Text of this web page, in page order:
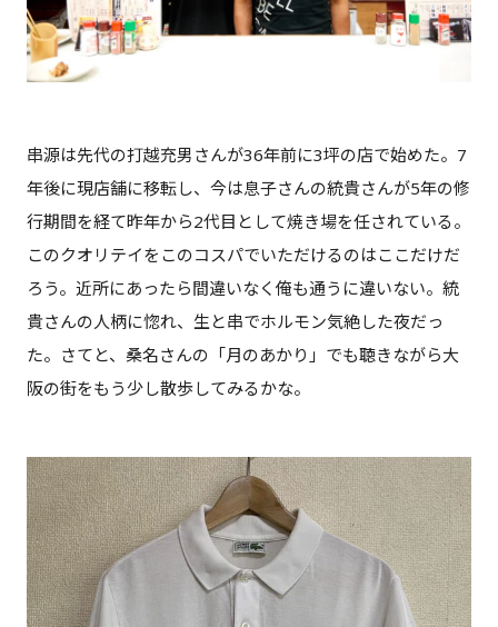
串源は先代の打越充男さんが36年前に3坪の店で始めた。7
年後に現店舗に移転し、今は息子さんの統貴さんが5年の修
行期間を経て昨年から2代目として焼き場を任されている。
このクオリテイをこのコスパでいただけるのはここだけだ
ろう。近所にあったら間違いなく俺も通うに違いない。統
貴さんの人柄に惚れ、生と串でホルモン気絶した夜だっ
た。さてと、桑名さんの「月のあかり」でも聴きながら大
阪の街をもう少し散歩してみるかな。